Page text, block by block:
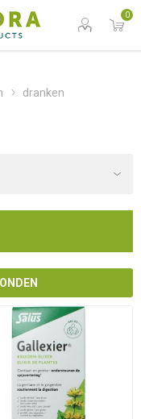
0
dranken